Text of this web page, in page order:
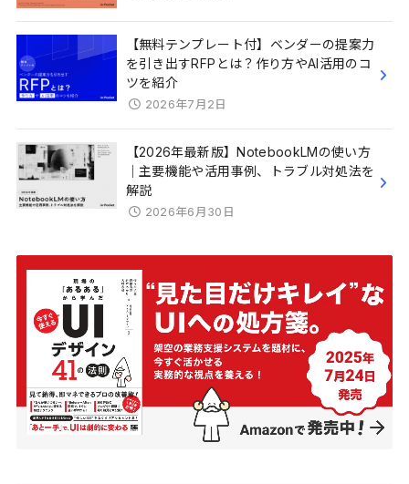
【無料テンプレート付】ベンダーの提案力
を引き出すRFPとは？作り方やAI活用のコ
ツを紹介
2026年7月2日
【2026年最新版】NotebookLMの使い方
｜主要機能や活用事例、トラブル対処法を
解説
2026年6月30日